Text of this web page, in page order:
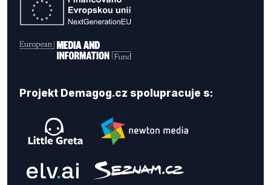
Projekt Demagog.cz spolupracuje s: